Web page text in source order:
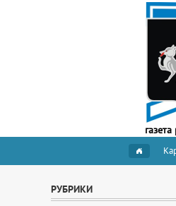
РУБРИКИ